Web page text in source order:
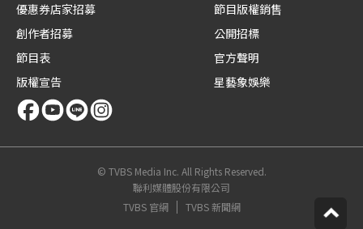
優惠券店家招募
創作者招募
節目表
版權宣告
節目版權銷售
公開招標
官方聲明
星藝象娛樂
© TVBS Media Inc. All Rights Reserved.
聯利媒體股份有限公司
TVBS 官網
TVBS 新聞網